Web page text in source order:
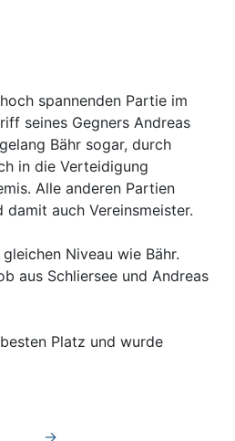
spannenden Partie im
seines Gegners Andreas
Bähr sogar, durch
in die Verteidigung
Alle anderen Partien
auch Vereinsmeister.
Niveau wie Bähr.
aus Schliersee und Andreas
Platz und wurde
→